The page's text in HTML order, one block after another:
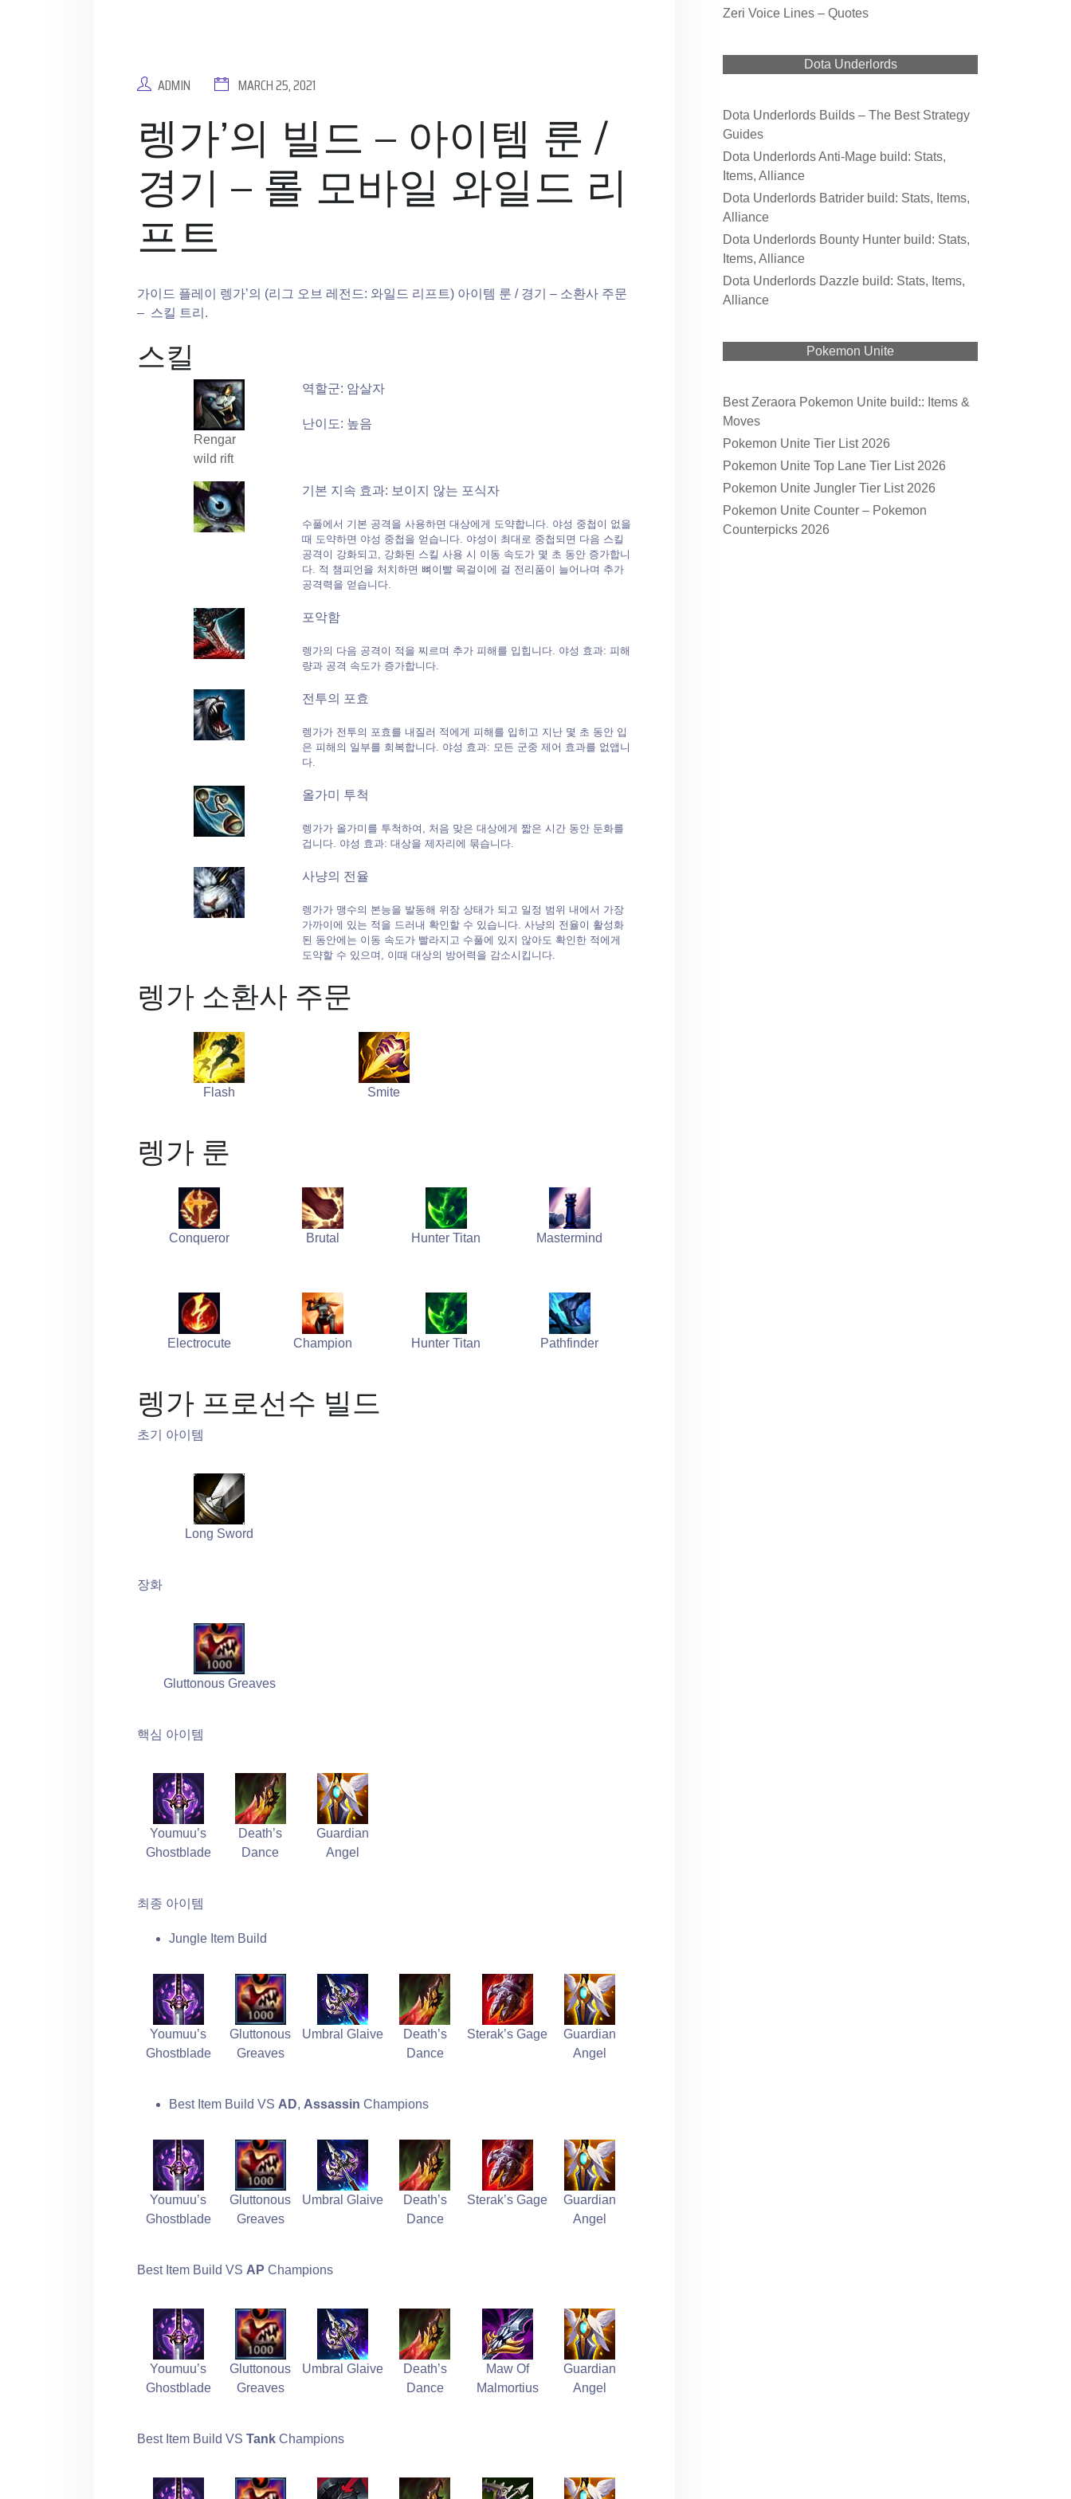
ADMIN MARCH 25, 2021
렝가’의 빌드 – 아이템 룬 /
경기 – 롤 모바일 와일드 리
프트
가이드 플레이 렝가’의 (리그 오브 레전드: 와일드 리프트) 아이템 룬 / 경기 – 소환사 주문
– 스킬 트리.
스킬
Rengar
wild rift
역할군: 암살자
난이도: 높음
기본 지속 효과: 보이지 않는 포식자
수풀에서 기본 공격을 사용하면 대상에게 도약합니다. 야성 중첩이 없을
때 도약하면 야성 중첩을 얻습니다. 야성이 최대로 중첩되면 다음 스킬
공격이 강화되고, 강화된 스킬 사용 시 이동 속도가 몇 초 동안 증가합니
다. 적 챔피언을 처치하면 뼈이빨 목걸이에 걸 전리품이 늘어나며 추가
공격력을 얻습니다.
포악함
렝가의 다음 공격이 적을 찌르며 추가 피해를 입힙니다. 야성 효과: 피해
량과 공격 속도가 증가합니다.
전투의 포효
렝가가 전투의 포효를 내질러 적에게 피해를 입히고 지난 몇 초 동안 입
은 피해의 일부를 회복합니다. 야성 효과: 모든 군중 제어 효과를 없앱니
다.
올가미 투척
렝가가 올가미를 투척하여, 처음 맞은 대상에게 짧은 시간 동안 둔화를
겁니다. 야성 효과: 대상을 제자리에 묶습니다.
사냥의 전율
렝가가 맹수의 본능을 발동해 위장 상태가 되고 일정 범위 내에서 가장
가까이에 있는 적을 드러내 확인할 수 있습니다. 사냥의 전율이 활성화
된 동안에는 이동 속도가 빨라지고 수풀에 있지 않아도 확인한 적에게
도약할 수 있으며, 이때 대상의 방어력을 감소시킵니다.
렝가 소환사 주문
Flash Smite
렝가 룬
Conqueror Brutal Hunter Titan Mastermind
Electrocute Champion Hunter Titan Pathfinder
렝가 프로선수 빌드
초기 아이템
Long Sword
장화
Gluttonous Greaves
핵심 아이템
Youmuu’s
Ghostblade
Death’s
Dance
Guardian
Angel
최종 아이템
Jungle Item Build
Youmuu’s
Ghostblade
Gluttonous
Greaves
Umbral Glaive
Death’s
Dance
Sterak’s Gage
Guardian
Angel
Best Item Build VS AD, Assassin Champions
Youmuu’s
Ghostblade
Gluttonous
Greaves
Umbral Glaive
Death’s
Dance
Sterak’s Gage
Guardian
Angel
Best Item Build VS AP Champions
Youmuu’s
Ghostblade
Gluttonous
Greaves
Umbral Glaive
Death’s
Dance
Maw Of
Malmortius
Guardian
Angel
Best Item Build VS Tank Champions
Zeri Voice Lines – Quotes
Dota Underlords
Dota Underlords Builds – The Best Strategy
Guides
Dota Underlords Anti-Mage build: Stats,
Items, Alliance
Dota Underlords Batrider build: Stats, Items,
Alliance
Dota Underlords Bounty Hunter build: Stats,
Items, Alliance
Dota Underlords Dazzle build: Stats, Items,
Alliance
Pokemon Unite
Best Zeraora Pokemon Unite build:: Items &
Moves
Pokemon Unite Tier List 2026
Pokemon Unite Top Lane Tier List 2026
Pokemon Unite Jungler Tier List 2026
Pokemon Unite Counter – Pokemon
Counterpicks 2026